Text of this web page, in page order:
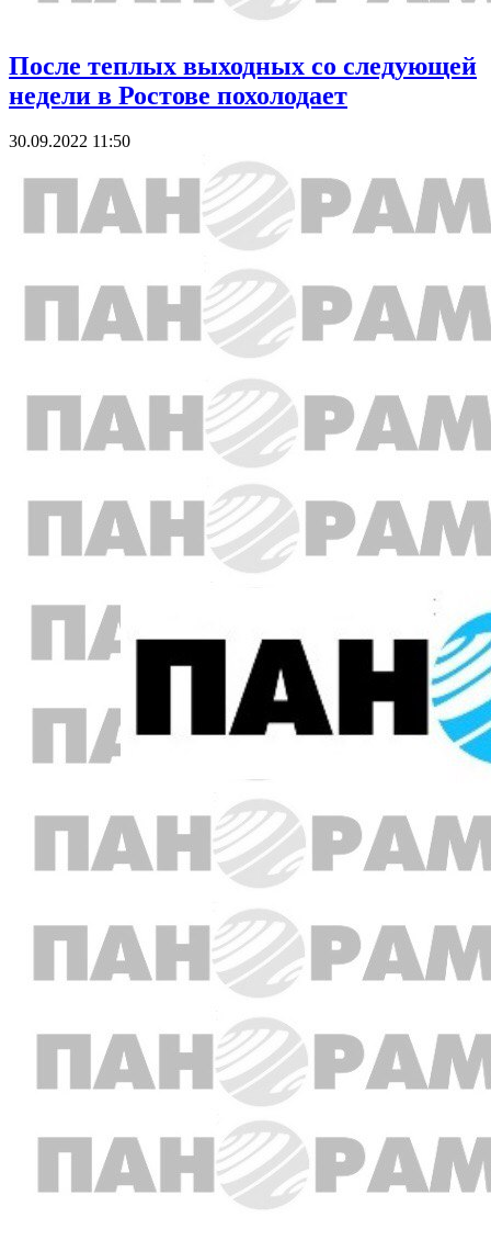
После теплых выходных со следующей
недели в Ростове похолодает
30.09.2022 11:50